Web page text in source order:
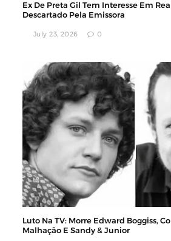
Ex De Preta Gil Tem Interesse Em
Descartado Pela Emissora
July 23, 2026 0
Luto Na TV: Morre Edward Boggiss,
Malhação E Sandy & Junior